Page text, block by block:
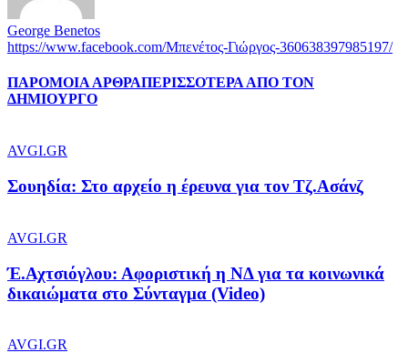
George Benetos
https://www.facebook.com/Μπενέτος-Γιώργος-360638397985197/
ΠΑΡΟΜΟΙΑ ΑΡΘΡΑΠΕΡΙΣΣΟΤΕΡΑ ΑΠΟ ΤΟΝ
ΔΗΜΙΟΥΡΓΟ
AVGI.GR
Σουηδία: Στο αρχείο η έρευνα για τον Τζ.Ασάνζ
AVGI.GR
Έ.Αχτσιόγλου: Αφοριστική η ΝΔ για τα κοινωνικά
δικαιώματα στο Σύνταγμα (Video)
AVGI.GR